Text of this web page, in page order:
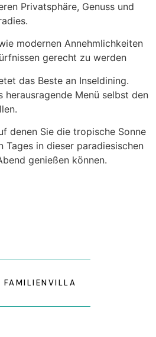
Privatsphäre, Genuss und
modernen Annehmlichkeiten
gerecht zu werden
das Beste an Inseldining.
Menü selbst den
denen Sie die tropische Sonne
Tages in dieser paradiesischen
genießen können.
FAMILIENVILLA